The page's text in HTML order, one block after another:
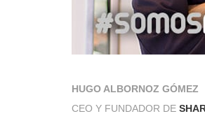
HUGO ALBORNOZ GÓMEZ
CEO Y FUNDADOR DE